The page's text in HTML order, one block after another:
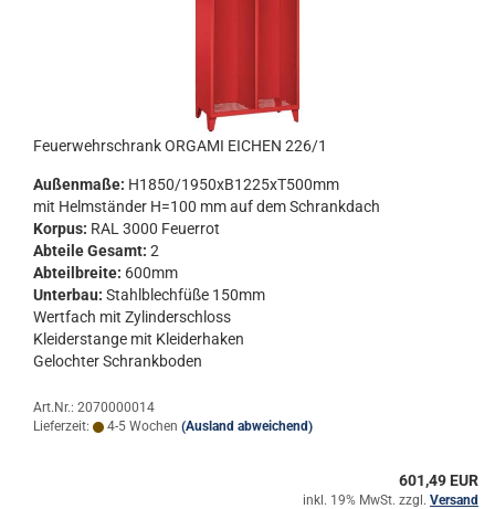
Feu­er­wehr­schrank OR­GA­MI EI­CHEN 226/1
Au­ßen­ma­ße: H1850/1950xB1225xT500mm
mit Helm­stän­der H=100 mm auf dem Schrank­dach
Kor­pus: RAL 3000 Feu­er­rot
Ab­tei­le Ge­samt: 2
Ab­teil­brei­te: 600mm
Un­ter­bau: Stahl­blech­fü­ße 150mm
Wert­fach mit Zy­lin­der­schloss
Klei­der­stan­ge mit Klei­der­ha­ken
Ge­loch­ter Schrank­bo­den
Art.Nr.: 2070000014
Lieferzeit:
4-5 Wochen (Ausland abweichend)
601,49 EUR
inkl. 19% MwSt. zzgl. Versand